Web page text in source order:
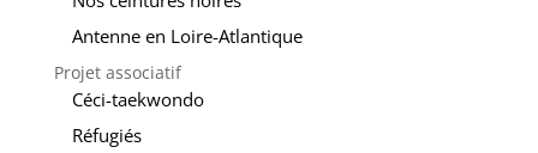
Antenne en Loire-Atlantique
Projet associatif
Céci-taekwondo
Réfugiés